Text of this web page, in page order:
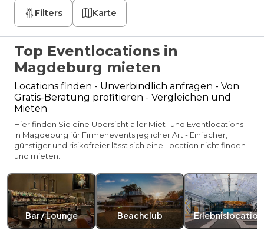
Filters Karte
Top Eventlocations in
Magdeburg mieten
Locations finden - Unverbindlich anfragen - Von
Gratis-Beratung profitieren - Vergleichen und
Mieten
Hier finden Sie eine Übersicht aller Miet- und Eventlocations
in Magdeburg für Firmenevents jeglicher Art - Einfacher,
günstiger und risikofreier lässt sich eine Location nicht finden
und mieten.
Bar / Lounge Beachclub Erlebnislocation